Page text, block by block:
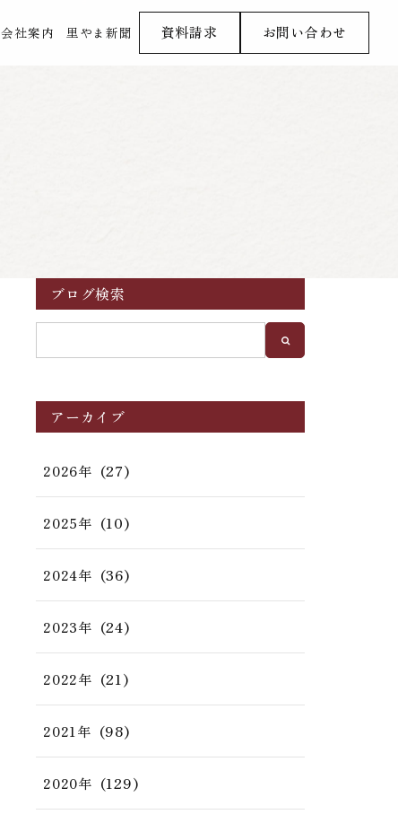
会社案内 里やま新聞 資料請求 お問い合わせ
ブログ検索
アーカイブ
2026年 (27)
2025年 (10)
2024年 (36)
2023年 (24)
2022年 (21)
2021年 (98)
2020年 (129)